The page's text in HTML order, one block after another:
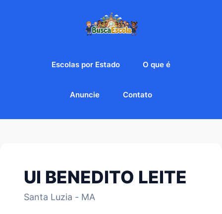
Escolas por Estado O que é
Anuncie Contato
UI BENEDITO LEITE
Santa Luzia - MA